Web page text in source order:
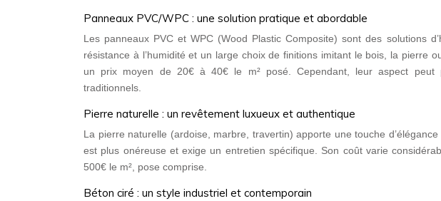
Panneaux PVC/WPC : une solution pratique et abordable
Les panneaux PVC et WPC (Wood Plastic Composite) sont des solutions
résistance à l’humidité et un large choix de finitions imitant le bois, la pierre
un prix moyen de 20€ à 40€ le m² posé. Cependant, leur aspect peut
traditionnels.
Pierre naturelle : un revêtement luxueux et authentique
La pierre naturelle (ardoise, marbre, travertin) apporte une touche
est plus onéreuse et exige un entretien spécifique. Son coût varie
500€ le m², pose comprise.
Béton ciré : un style industriel et contemporain